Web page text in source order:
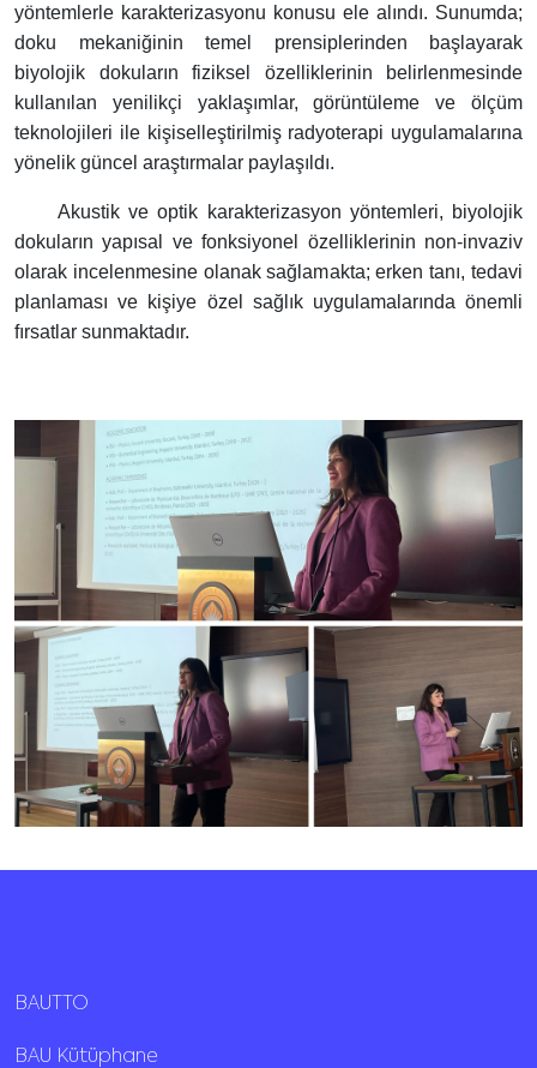
yöntemlerle karakterizasyonu konusu ele alındı. Sunumda;
doku mekaniğinin temel prensiplerinden başlayarak
biyolojik dokuların fiziksel özelliklerinin belirlenmesinde
kullanılan yenilikçi yaklaşımlar, görüntüleme ve ölçüm
teknolojileri ile kişiselleştirilmiş radyoterapi uygulamalarına
yönelik güncel araştırmalar paylaşıldı.
Akustik ve optik karakterizasyon yöntemleri, biyolojik
dokuların yapısal ve fonksiyonel özelliklerinin non-invaziv
olarak incelenmesine olanak sağlamakta; erken tanı, tedavi
planlaması ve kişiye özel sağlık uygulamalarında önemli
fırsatlar sunmaktadır.
BAUTTO
BAU Kütüphane